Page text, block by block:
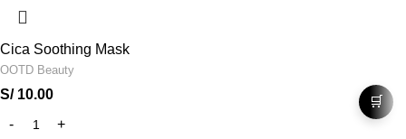
Cica Soothing Mask
OOTD Beauty
S/10.00 🛒